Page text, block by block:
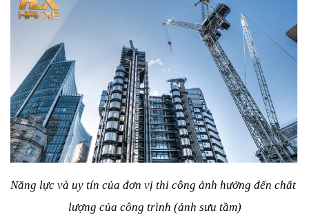
Năng lực và uy tín của đơn vị thi công ảnh hưởng đến chất
lượng của công trình (ảnh sưu tầm)